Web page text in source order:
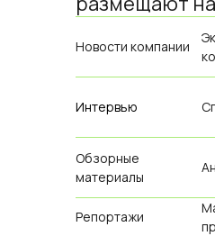
Новости компании
Интервью
Обзорные
материалы
Репортажи